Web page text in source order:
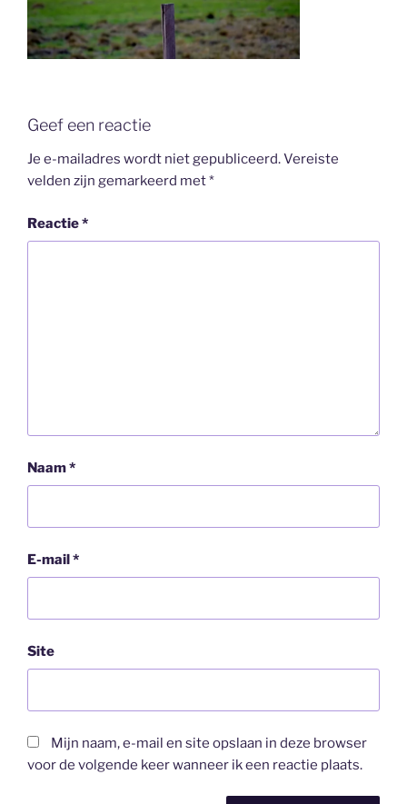
Geef een reactie
Je e-mailadres wordt niet gepubliceerd.Vereiste
velden zijn gemarkeerd met*
Reactie*
Naam*
E-mail*
Site
Mijn naam, e-mail en site opslaan in deze browser
voor de volgende keer wanneer ik een reactie plaats.